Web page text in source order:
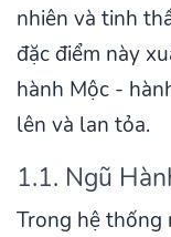
nhiên và tinh
đặc điểm này
hành Mộc -
lên và lan tỏa.
1.1. Ngũ
Trong hệ thống